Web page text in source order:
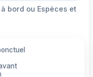
bord ou Espèces et